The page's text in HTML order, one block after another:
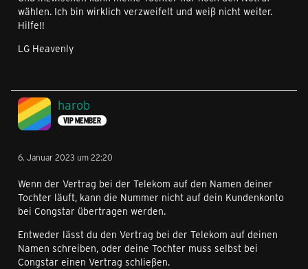
wählen. Ich bin wirklich verzweifelt und weiß nicht weiter.
Hilfe!!
LG Heavenly
harob
VIP MEMBER
6. Januar 2023 um 22:20
Wenn der Vertrag bei der Telekom auf den Namen deiner
Tochter läuft, kann die Nummer nicht auf dein Kundenkonto
bei Congstar übertragen werden.
Entweder lässt du den Vertrag bei der Telekom auf deinen
Namen schreiben, oder deine Tochter muss selbst bei
Congstar einen Vertrag schließen.